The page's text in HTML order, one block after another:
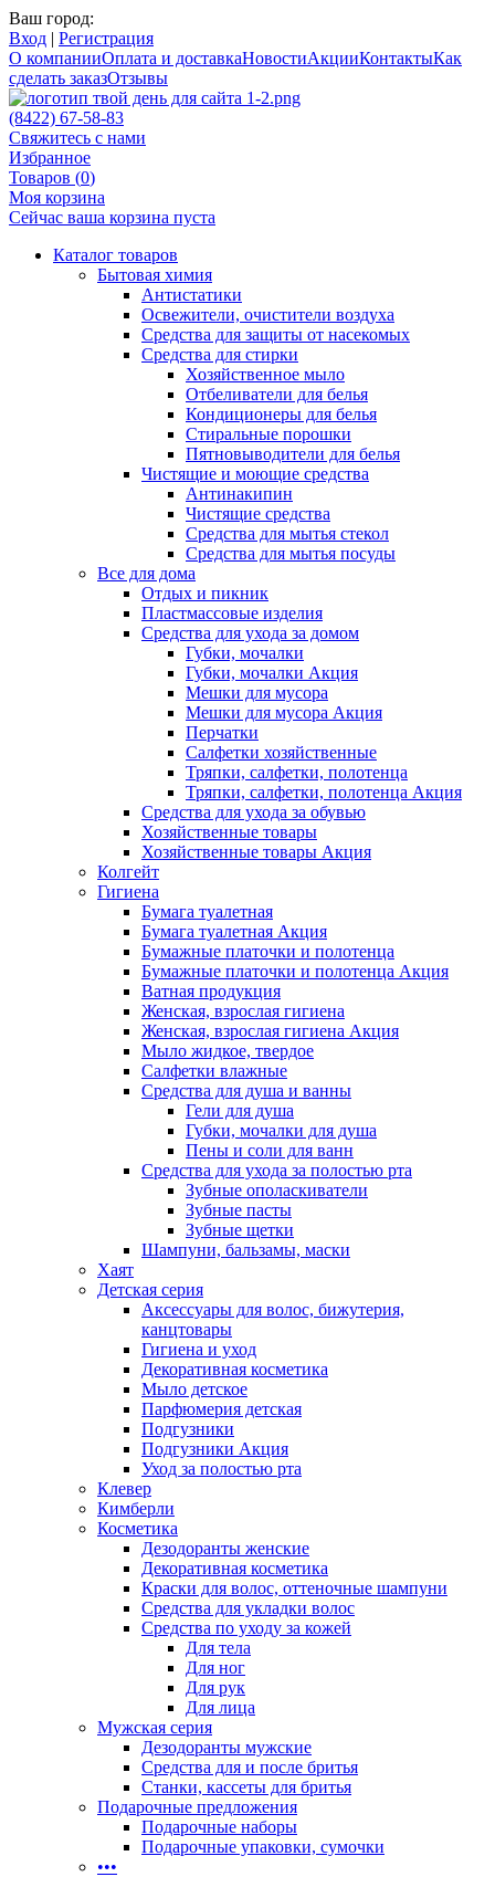
Ваш город:
Вход | Регистрация
О компанииОплата и доставкаНовостиАкцииКонтактыКак
сделать заказОтзывы
(8422) 67-58-83
Свяжитесь с нами
Избранное
Товаров (0)
Моя корзина
Сейчас ваша корзина пуста
Каталог товаров
Бытовая химия
Антистатики
Освежители, очистители воздуха
Средства для защиты от насекомых
Средства для стирки
Хозяйственное мыло
Отбеливатели для белья
Кондиционеры для белья
Стиральные порошки
Пятновыводители для белья
Чистящие и моющие средства
Антинакипин
Чистящие средства
Средства для мытья стекол
Средства для мытья посуды
Все для дома
Отдых и пикник
Пластмассовые изделия
Средства для ухода за домом
Губки, мочалки
Губки, мочалки Акция
Мешки для мусора
Мешки для мусора Акция
Перчатки
Салфетки хозяйственные
Тряпки, салфетки, полотенца
Тряпки, салфетки, полотенца Акция
Средства для ухода за обувью
Хозяйственные товары
Хозяйственные товары Акция
Колгейт
Гигиена
Бумага туалетная
Бумага туалетная Акция
Бумажные платочки и полотенца
Бумажные платочки и полотенца Акция
Ватная продукция
Женская, взрослая гигиена
Женская, взрослая гигиена Акция
Мыло жидкое, твердое
Салфетки влажные
Средства для душа и ванны
Гели для душа
Губки, мочалки для душа
Пены и соли для ванн
Средства для ухода за полостью рта
Зубные ополаскиватели
Зубные пасты
Зубные щетки
Шампуни, бальзамы, маски
Хаят
Детская серия
Аксессуары для волос, бижутерия,
канцтовары
Гигиена и уход
Декоративная косметика
Мыло детское
Парфюмерия детская
Подгузники
Подгузники Акция
Уход за полостью рта
Клевер
Кимберли
Косметика
Дезодоранты женские
Декоративная косметика
Краски для волос, оттеночные шампуни
Средства для укладки волос
Средства по уходу за кожей
Для тела
Для ног
Для рук
Для лица
Мужская серия
Дезодоранты мужские
Средства для и после бритья
Станки, кассеты для бритья
Подарочные предложения
Подарочные наборы
Подарочные упаковки, сумочки
•••